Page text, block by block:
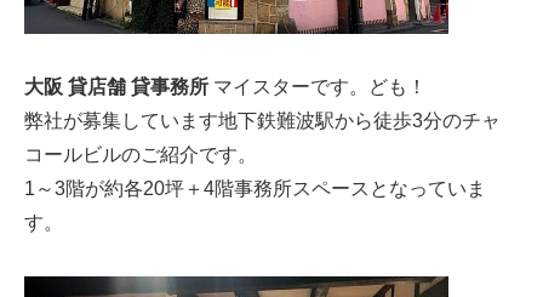
大阪 貸店舗 貸事務所 マイスターです。ども！
弊社が募集しています地下鉄難波駅から徒歩3分のチャ
コールビルのご紹介です。
1～3階が約各20坪＋4階事務所スペースとなっていま
す。